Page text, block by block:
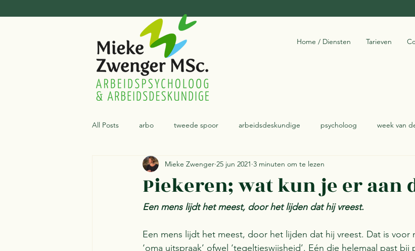
Home / Diensten Tarieven
All Posts arbo tweede spoor arbeidsdeskundige psycholoog week van
stresscoaching arbeidspsycholoog
Piekeren; wat kun je er aan
Mieke Zwenger 25 jun 2021 3 minuten om te lezen
Een mens lijdt het meest, door het lijden dat hij vreest.
Een mens lijdt het meest, door het lijden dat hij vreest. Dat is voor
‘oma uitspraak’ ofwel ‘tegeltjeswijsheid’. Eén die helemaal past bij